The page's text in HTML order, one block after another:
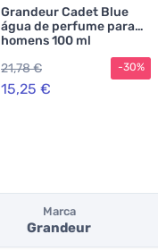
Grandeur Cadet Blue
água de perfume para
homens 100 ml
21,78 €
15,25 €
-30%
Marca
Grandeur